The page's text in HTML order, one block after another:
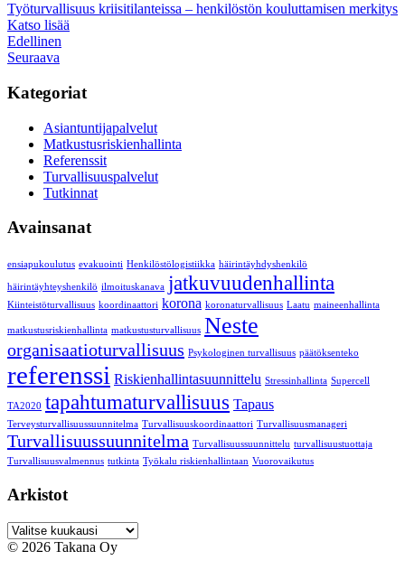
Työturvallisuus kriisitilanteissa – henkilöstön kouluttamisen merkitys
Katso lisää
Edellinen
Seuraava
Kategoriat
Asiantuntijapalvelut
Matkustusriskienhallinta
Referenssit
Turvallisuuspalvelut
Tutkinnat
Avainsanat
ensiapukoulutus evakuointi Henkilöstölogistiikka häirintäyhdyshenkilö
häirintäyhteyshenkilö ilmoituskanava jatkuvuudenhallinta
Kiinteistöturvallisuus koordinaattori korona koronaturvallisuus Laatu maineenhallinta
matkustusriskienhallinta matkustusturvallisuus Neste
organisaatioturvallisuus Psykologinen turvallisuus päätöksenteko
referenssi Riskienhallintasuunnittelu Stressinhallinta Supercell
TA2020 tapahtumaturvallisuus Tapaus
Terveysturvallisuussuunnitelma Turvallisuuskoordinaattori Turvallisuusmanageri
Turvallisuussuunnitelma Turvallisuussuunnittelu turvallisuustuottaja
Turvallisuusvalmennus tutkinta Työkalu riskienhallintaan Vuorovaikutus
Arkistot
Arkistot
© 2026 Takana Oy